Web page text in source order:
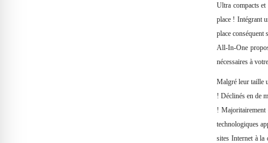
Ultra compacts
place ! Intégrant
place conséquent
All-In-One
nécessaires à
Malgré leur taille
! Déclinés en de
! Majoritairement
technologiques
sites Internet à la